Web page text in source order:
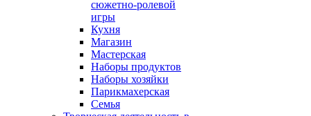
сюжетно-ролевой
игры
Кухня
Магазин
Мастерская
Наборы продуктов
Наборы хозяйки
Парикмахерская
Семья